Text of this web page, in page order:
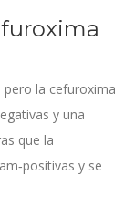
la cefuroxima
y una
que la
y se